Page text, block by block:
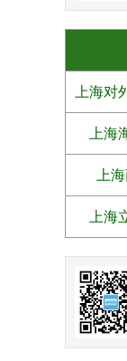
上海对
上海
上
上海